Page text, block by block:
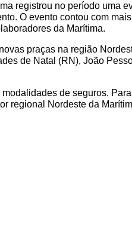
registrou no período uma
O evento contou com
da Marítima.
praças na região
de Natal (RN), João
de seguros.
regional Nordeste da